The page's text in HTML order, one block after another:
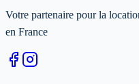
Votre partenaire pour la
en France